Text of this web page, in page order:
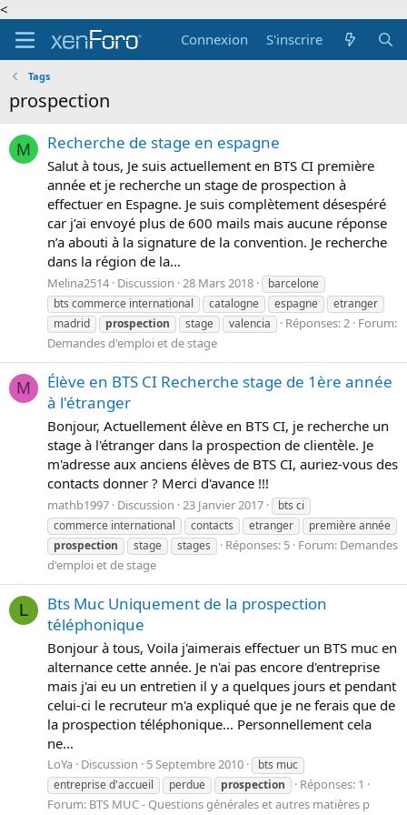
<
Connexion
S'inscrire
Tags
prospection
M Recherche de stage en espagne
Salut à tous, Je suis actuellement en BTS CI première
année et je recherche un stage de prospection à
effectuer en Espagne. Je suis complètement désespéré
car j’ai envoyé plus de 600 mails mais aucune réponse
n’a abouti à la signature de la convention. Je recherche
dans la région de la...
Melina2514 Discussion 28 Mars 2018
barcelone
bts commerce international
catalogne espagne
etranger
madrid
prospection stage valencia Réponses: 2 Forum:
Demandes d'emploi et de stage
M
Élève en BTS CI Recherche stage de 1ère année
à l'étranger
Bonjour, Actuellement élève en BTS CI, je recherche un
stage à l'étranger dans la prospection de clientèle. Je
m'adresse aux anciens élèves de BTS CI, auriez-vous des
contacts donner ? Merci d'avance !!!
mathb1997 Discussion 23 Janvier 2017
bts ci
commerce international
contacts etranger
première année
prospection
stage stages Réponses: 5 Forum: Demandes
d'emploi et de stage
L
Bts Muc Uniquement de la prospection
téléphonique
Bonjour à tous, Voila j'aimerais effectuer un BTS muc en
alternance cette année. Je n'ai pas encore d'entreprise
mais j'ai eu un entretien il y a quelques jours et pendant
celui-ci le recruteur m'a expliqué que je ne ferais que de
la prospection téléphonique... Personnellement cela
ne...
LoYa Discussion 5 Septembre 2010
bts muc
entreprise d'accueil
perdue prospection
Réponses: 1
Forum: BTS MUC - Questions générales et autres matières p